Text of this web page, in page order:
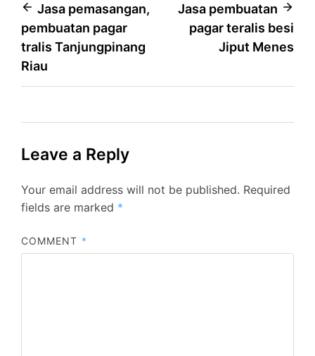
Post
navigation
Jasa pemasangan,
pembuatan pagar
tralis Tanjungpinang
Riau
Jasa pembuatan
pagar teralis besi
Jiput Menes
Leave a Reply
Your email address will not be published. Required
fields are marked *
COMMENT *